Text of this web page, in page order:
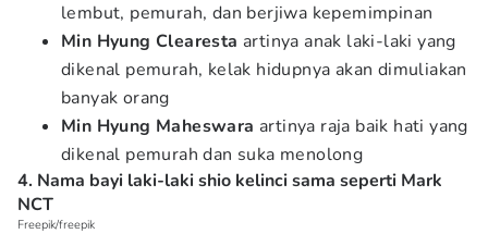
lembut, pemurah, dan berjiwa kepemimpinan
Min Hyung Clearesta artinya anak laki-laki yang
dikenal pemurah, kelak hidupnya akan dimuliakan
banyak orang
Min Hyung Maheswara artinya raja baik hati yang
dikenal pemurah dan suka menolong
4. Nama bayi laki-laki shio kelinci sama seperti Mark
NCT
Freepik/freepik